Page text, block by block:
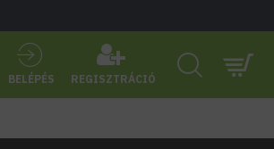
BELÉPÉS REGISZTRÁCIÓ